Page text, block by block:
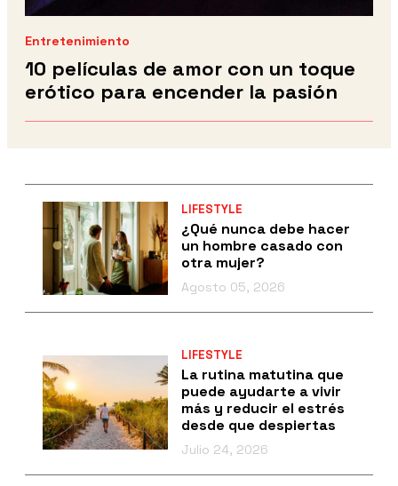
Entretenimiento
10 películas de amor con un toque
erótico para encender la pasión
LIFESTYLE
¿Qué nunca debe hacer
un hombre casado con
otra mujer?
Agosto 05, 2026
LIFESTYLE
La rutina matutina que
puede ayudarte a vivir
más y reducir el estrés
desde que despiertas
Julio 24, 2026